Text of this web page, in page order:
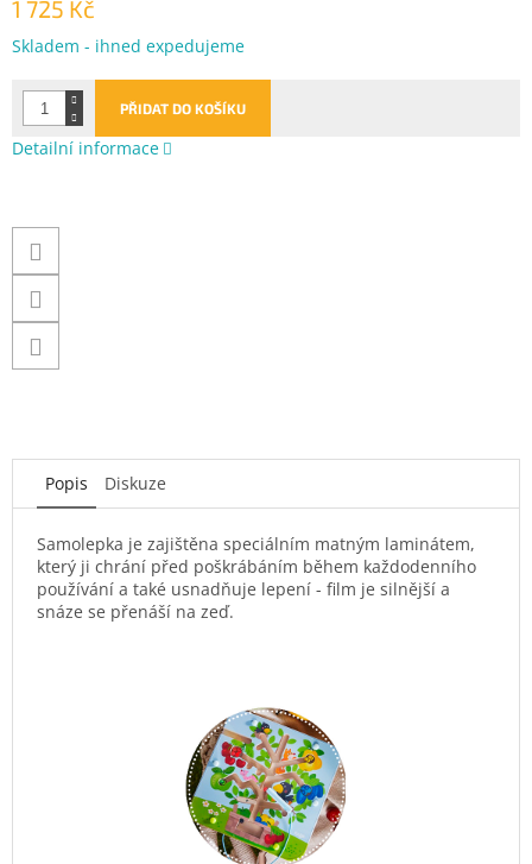
1 725 Kč
Měrná
Skladem - ihned expedujeme
PŘIDAT DO KOŠÍKU
Detailní informace
Popis Diskuze
Samolepka je zajištěna speciálním matným laminátem,
který ji chrání před poškrábáním během každodenního
používání a také usnadňuje lepení - film je silnější a
snáze se přenáší na zeď.